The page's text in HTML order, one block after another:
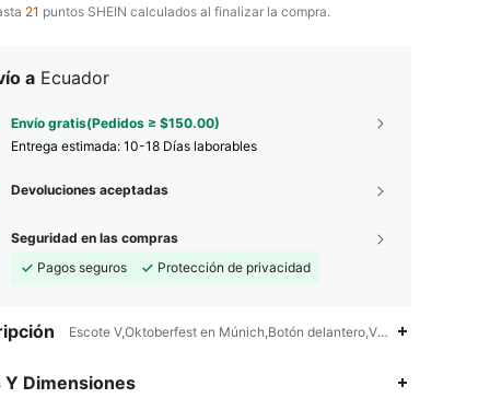
21 puntos SHEIN calculados al finalizar la compra.
a Ecuador
Envío gratis(Pedidos ≥ $150.00)
Entrega estimada: 10-18 Días laborables
Devoluciones aceptadas
Seguridad en las compras
Pagos seguros
Protección de privacidad
Escote V,Oktoberfest en Múnich,Botón delantero,Volante fruncido
Y Dimensiones
4.89